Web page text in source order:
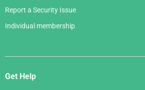
Report a Security Issue
Individual membership
Get Help